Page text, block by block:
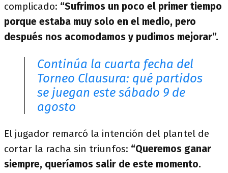
complicado: “Sufrimos un poco el primer tiempo
porque estaba muy solo en el medio, pero
después nos acomodamos y pudimos mejorar”.
Continúa la cuarta fecha del
Torneo Clausura: qué partidos
se juegan este sábado 9 de
agosto
El jugador remarcó la intención del plantel de
cortar la racha sin triunfos: “Queremos ganar
siempre, queríamos salir de este momento.